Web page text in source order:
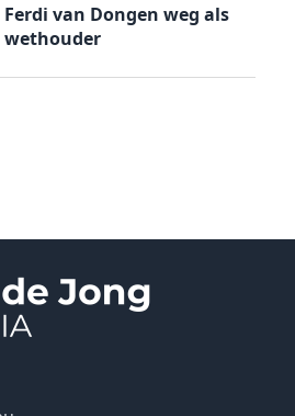
Ferdi van Dongen weg als
wethouder